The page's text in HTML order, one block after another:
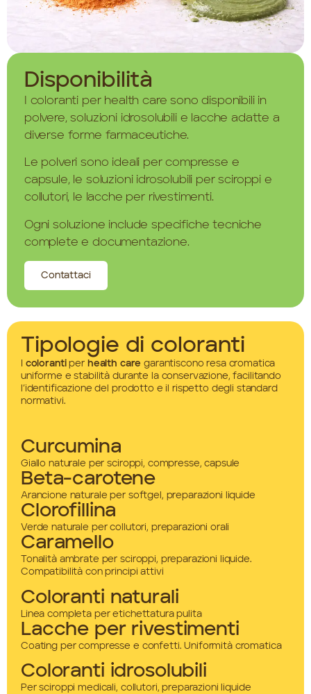
Disponibilità
I coloranti per health care sono disponibili in
polvere, soluzioni idrosolubili e lacche adatte a
diverse forme farmaceutiche.
Le polveri sono ideali per compresse e
capsule, le soluzioni idrosolubili per sciroppi e
collutori, le lacche per rivestimenti.
Ogni soluzione include specifiche tecniche
complete e documentazione.
Contattaci
Tipologie di coloranti
colorantiper health care garantiscono resa cromatica
uniforme e stabilità durante la conservazione, facilitando
l’identificazione del prodotto e il rispetto degli standard
normativi.
Curcumina
Giallo naturale per sciroppi, compresse, capsule
Beta-carotene
Arancione naturale per softgel, preparazioni liquide
Clorofillina
Verde naturale per collutori, preparazioni orali
Caramello
Tonalità ambrate per sciroppi, preparazioni liquide.
Compatibilità con principi attivi
Coloranti naturali
Linea completa per etichettatura pulita
Lacche per rivestimenti
Coating per compresse e confetti. Uniformità cromatica
Coloranti idrosolubili
Per sciroppi medicali, collutori, preparazioni liquide